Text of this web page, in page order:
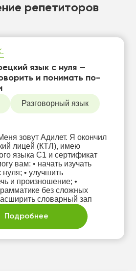
репетиторов
язык с нуля —
и понимать по-
Разговорный язык
зовут Адилет. Я окончил
лицей (КТЛ), имею
языка C1 и сертификат
нуля; • улучшить
и произношение; •
без сложных
словарный зап
Подробнее